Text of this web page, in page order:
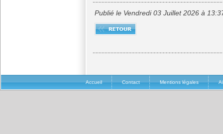
Publié le Vendredi 03 Juillet 2026 à
Accueil Contact Mentions légales